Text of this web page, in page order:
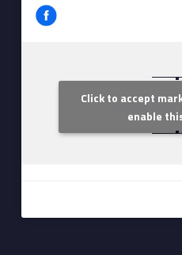
Szent
Click to accept
enable